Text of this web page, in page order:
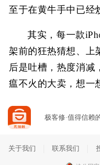
至于在黄牛手中已经
其实，每一款
架前的狂热猜想、上
后是吐槽，热度消减
瘟不火的大卖，想一
极客修·值得信赖
关于我们 联系我们